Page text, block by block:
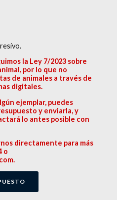
la Ley 7/2023 sobre
por lo que no
de animales a través de
digitales.
ejemplar, puedes
y enviarla, y
lo antes posible con
directamente para más
o